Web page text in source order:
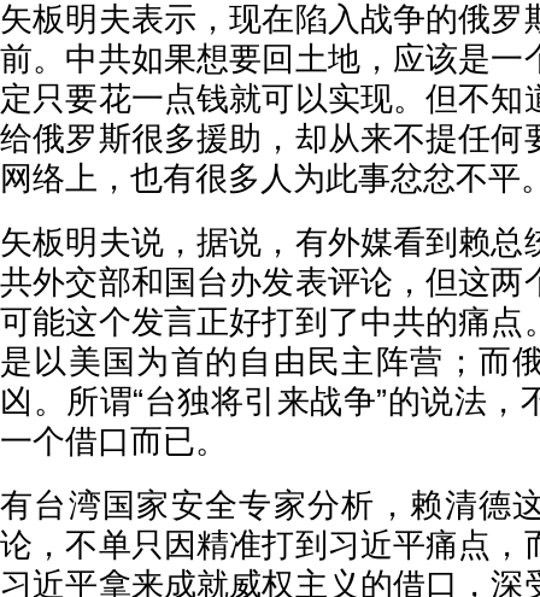
矢板明夫表示，现在陷入战争的俄罗
前。中共如果想要回土地，应该是一
定只要花一点钱就可以实现。但不知
给俄罗斯很多援助，却从来不提任何
网络上，也有很多人为此事忿忿不平
矢板明夫说，据说，有外媒看到赖总
共外交部和国台办发表评论，但这两
可能这个发言正好打到了中共的痛点
是以美国为首的自由民主阵营；而
凶。所谓“台独将引来战争”的说法，
一个借口而已。
有台湾国家安全专家分析，赖清德
论，不单只因精准打到习近平痛点，
习近平拿来成就威权主义的借口，深